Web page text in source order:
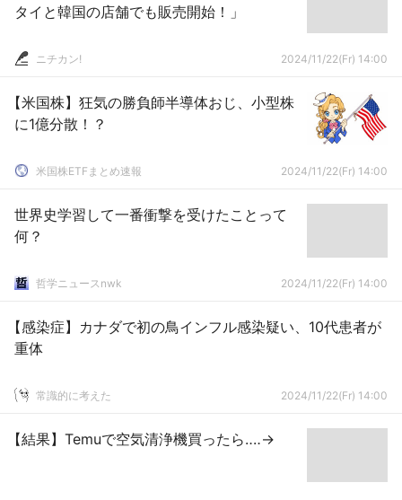
タイと韓国の店舗でも販売開始！」
ニチカン! 2024/11/22(Fr) 14:00
【米国株】狂気の勝負師半導体おじ、小型株
に1億分散！？
米国株ETFまとめ速報 2024/11/22(Fr) 14:00
世界史学習して一番衝撃を受けたことって
何？
哲学ニュースnwk 2024/11/22(Fr) 14:00
【感染症】カナダで初の鳥インフル感染疑い、10代患者が
重体
常識的に考えた 2024/11/22(Fr) 14:00
【結果】Temuで空気清浄機買ったら‥‥→